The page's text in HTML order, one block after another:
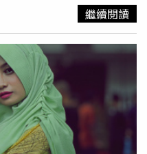
跌至任內新低，反映民眾
。調查顯示，32%的受訪
表示不滿意，另有21%
相較於2025年11月的正
創下小馬可仕執政以來
年來歷任菲律賓政府中罕
則出現在2010年3月，時任
）任內曾跌至負
問題仍是政府最大弱點。
繼續閱讀